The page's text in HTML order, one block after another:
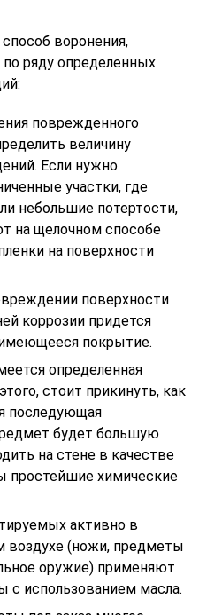
воронения,
ряду определенных
поврежденного
величину
Если нужно
участки, где
небольшие потертости,
на щелочном способе
на поверхности
поверхности
коррозии придется
покрытие.
определенная
стоит прикинуть, как
последующая
будет большую
на стене в качестве
простейшие химические
активно в
воздухе (ножи, предметы
оружие) применяют
с использованием масла.